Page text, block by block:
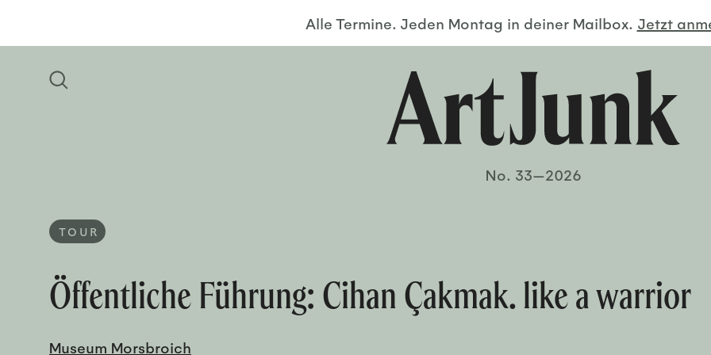
Alle Termine. Jeden Montag in deiner Mailbox. Jetzt
No. 33—2026
TOUR
Öffentliche Führung: Cihan Çakmak. like a warrior
Museum Morsbroich